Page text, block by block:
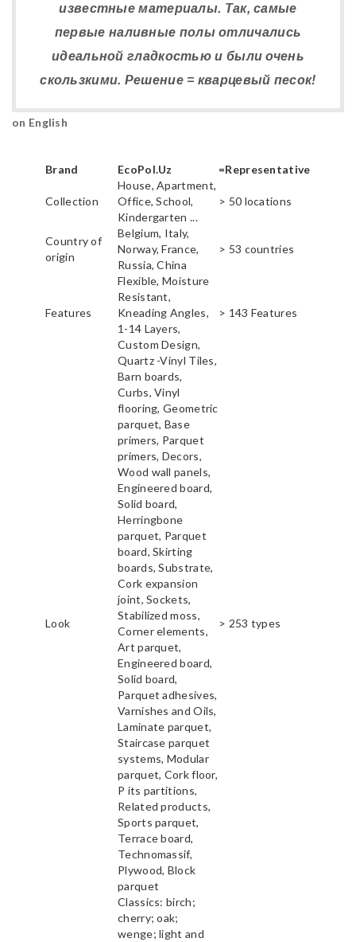
известные материалы. Так, самые
первые наливные полы отличались
идеальной гладкостью и были очень
скользкими. Решение = кварцевый песок!
on English
Brand EcoPol.Uz =Representative
Collection
House, Apartment,
Office, School,
Kindergarten ...
> 50 locations
Country of
origin
Belgium, Italy,
Norway, France,
Russia, China
> 53 countries
Features
Flexible, Moisture
Resistant,
Kneading Angles,
1-14 Layers,
Custom Design,
> 143 Features
Look
Quartz -Vinyl Tiles,
Barn boards,
Curbs, Vinyl
flooring, Geometric
parquet, Base
primers, Parquet
primers, Decors,
Wood wall panels,
Engineered board,
Solid board,
Herringbone
parquet, Parquet
board, Skirting
boards, Substrate,
Cork expansion
joint, Sockets,
Stabilized moss,
Corner elements,
Art parquet,
Engineered board,
Solid board,
Parquet adhesives,
Varnishes and Oils,
Laminate parquet,
Staircase parquet
systems, Modular
parquet, Cork floor,
P its partitions,
Related products,
Sports parquet,
Terrace board,
Technomassif,
Plywood, Block
parquet
> 253 types
Classics: birch;
cherry; oak;
wenge; light and